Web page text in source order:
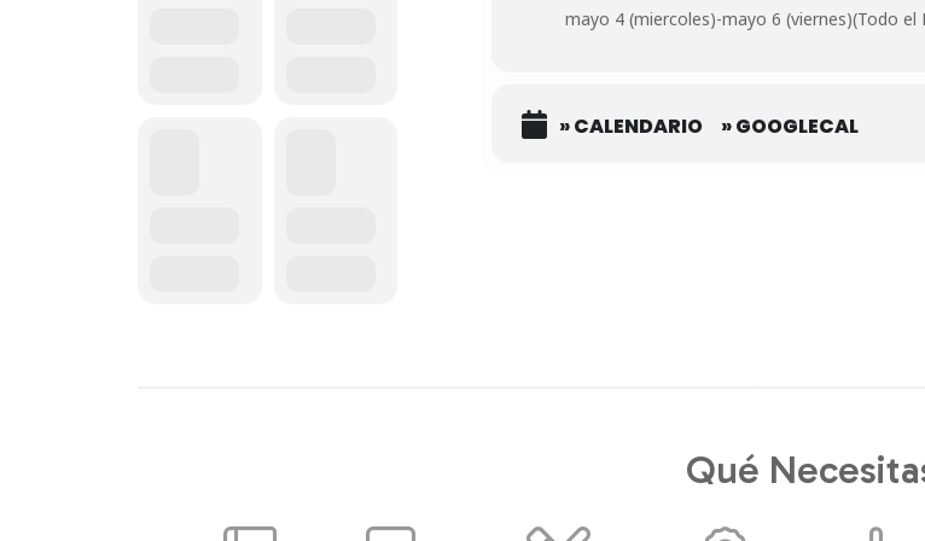
mayo 4 (miercoles)-mayo 6 (viernes)(Todo el
» CALENDARIO » GOOGLECAL
Qué